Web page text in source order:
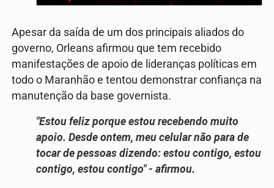
Apesar da saída de um dos principais aliados do
governo, Orleans afirmou que tem recebido
manifestações de apoio de lideranças políticas em
todo o Maranhão e tentou demonstrar confiança na
manutenção da base governista.
"Estou feliz porque estou recebendo muito
apoio. Desde ontem, meu celular não para de
tocar de pessoas dizendo: estou contigo, estou
contigo, estou contigo" - afirmou.